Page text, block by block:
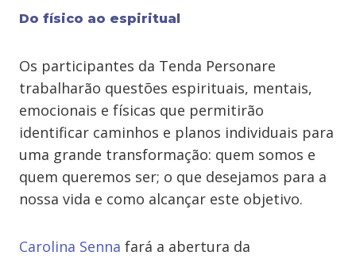
Do físico ao espiritual
Os participantes da Tenda Personare
trabalharão questões espirituais, mentais,
emocionais e físicas que permitirão
identificar caminhos e planos individuais para
uma grande transformação: quem somos e
quem queremos ser; o que desejamos para a
nossa vida e como alcançar este objetivo.
Carolina Senna fará a abertura da